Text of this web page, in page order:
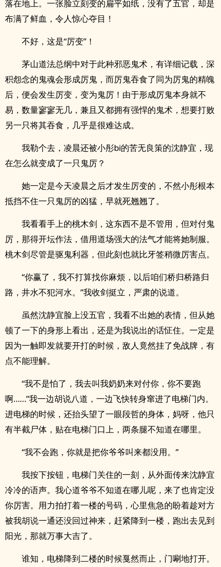
落在地上。一张脸立刻变的扁平如纸，没有了五官，却是
布满了鲜血，令人惊心夺目！
不好，这是“厉变”！
茅山道法总纲中对于此种邪恶鬼术，有详细记载，深
积怨念的鬼魂会形成厉鬼，而厉鬼吞食了同为厉鬼的精魄
后，便会发生厉变，变为鬼厉！由于形成厉鬼本身就不
易，数量寥寥无几，兼且又都拥有强悍的鬼术，想要打败
另一只将其吞食，几乎是很难达成。
我勒个去，凌晨还被小彤bi的苦无良策的沈静宜，现
在怎么就变成了一只鬼厉？
她一定是今天凌晨之后才发生厉变的，不然小彤根本
抵挡不住一只鬼厉的凶猛，早就死翘翘了。
我看看手上的桃木剑，这东西不是不管用，但对付鬼
厉，那得开坛作法，借用道场强大的法气才能将她制服。
桃木剑尽管是驱鬼利器，但此刻也就比牙签稍微厉害点。
“你赢了，我不打算找你麻烦，以后咱们桥归桥路归
路，井水不犯河水。”我收剑挺立，严肃的说道。
虽然沈静宜脸上没五官，我看不出她的表情，但从她
顿了一下的身形上看出，还是为我说出的话怔住。一定是
因为一触即发就要开打的时候，敌人竟然挂了免战牌，有
点不能理解。
“我不是怕了，我去叫我奶奶来对付你，你不要跑
啊……”我一边胡说八道，一边飞快转身窜进了电梯门内。
进电梯的时候，还抬头望了一眼段哲的身体，妈呀，他只
有半截尸体，贴在电梯门口上，两条腿不知道在哪里。
“我不会跑，你就是把你爷爷叫来都没用。”
我按下按钮，电梯门关住的一刻，从外面传来沈静宜
冷冷的语声。我心道爷爷不知道在哪儿呢，来了也肯定没
你厉害。用力拍打着一楼的号码，心里焦急的盼着趁对方
被我胡说一通还没回过神来，赶紧降到一楼，跑出去见到
阳光，那就万事大吉了。
谁知，电梯降到二楼的时候戛然而止，门唰地打开。